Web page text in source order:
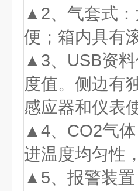
▲ 2、 气套式
便 ；箱内具有
▲ 3、USB资
度值。侧边有
感应器和仪表
▲ 4、 CO2气
进温度均匀性
▲ 5、 报警装